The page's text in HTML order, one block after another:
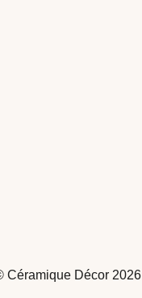
Céramique Décor 2026